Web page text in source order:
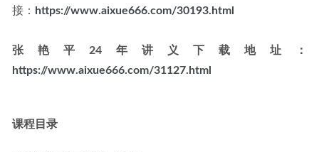
接：
https://www.aixue666.com/30193.html
张艳平24年讲义下载地址：
https://www.aixue666.com/31127.html
课程目录